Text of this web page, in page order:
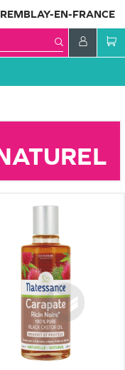
EN-FRANCE